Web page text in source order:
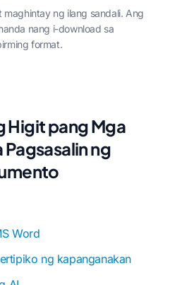
ng ilang sandali. Ang
nang i-download sa
format.
Higit pang Mga
Pagsasalin ng
Word
ng kapanganakan